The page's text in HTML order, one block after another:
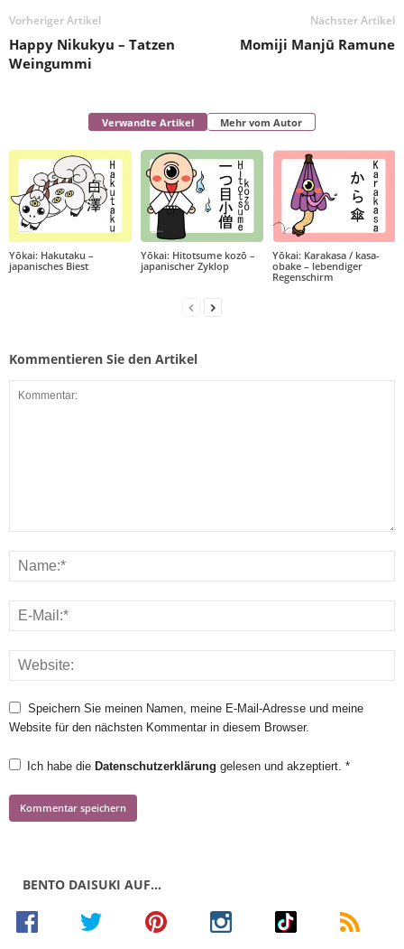
Vorheriger Artikel
Happy Nikukyu – Tatzen
Weingummi
Nächster Artikel
Momiji Manjū Ramune
Verwandte Artikel Mehr vom Autor
Yōkai: Hakutaku –
japanisches Biest
Yōkai: Hitotsume kozō –
japanischer Zyklop
Yōkai: Karakasa / kasa-
obake – lebendiger
Regenschirm
Kommentieren Sie den Artikel
Speichern Sie meinen Namen, meine E-Mail-Adresse und meine
Website für den nächsten Kommentar in diesem Browser.
Ich habe die Datenschutzerklärung gelesen und akzeptiert. *
BENTO DAISUKI AUF…